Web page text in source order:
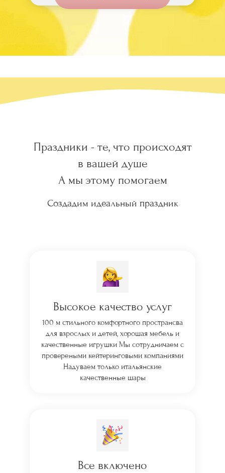
Праздники - те, что происходят
в вашей душе
А мы этому помогаем
Создадим идеальный праздник
Высокое качество услуг
100 м стильного комфортного пространсва
для взрослых и детей, хорошая мебель и
качественные игрушки Мы сотрудничаем с
провереными кейтеринговыми компаниями
Надуваем только итальянские
качественные шары
Все включено